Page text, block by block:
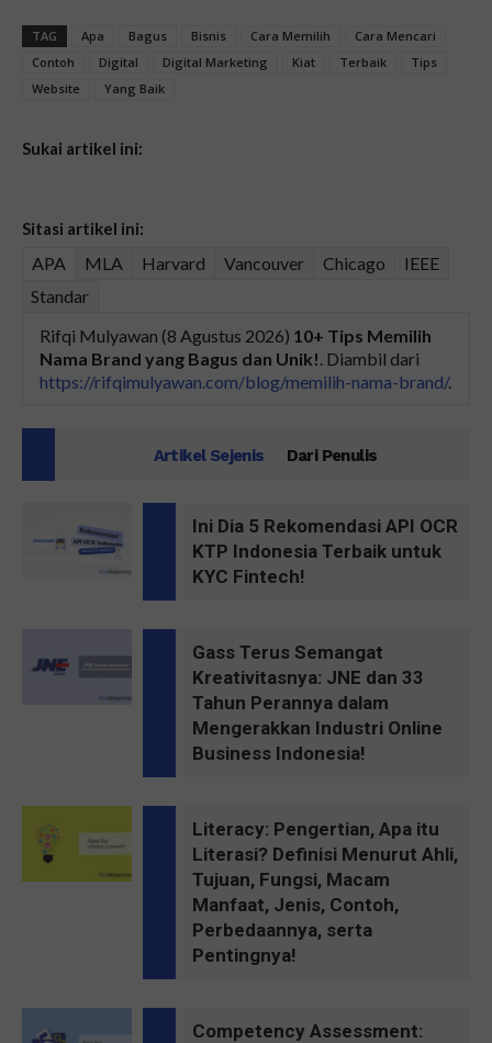
TAG Apa Bagus Bisnis Cara Memilih
Cara Mencari
Contoh
Digital Digital Marketing Kiat Terbaik
Tips
Website
Yang Baik
Sukai artikel ini:
Sitasi artikel ini:
APA MLA Harvard Vancouver Chicago
IEEE
Standar
Rifqi Mulyawan (8 Agustus 2026) 10+ Tips Memilih
Nama Brand yang Bagus dan Unik! . Diambil dari
https://rifqimulyawan.com/blog/memilih-nama-brand/.
Artikel Sejenis Dari Penulis
Ini Dia 5 Rekomendasi API OCR
KTP Indonesia Terbaik untuk
KYC Fintech!
Gass Terus Semangat
Kreativitasnya: JNE dan 33
Tahun Perannya dalam
Mengerakkan Industri Online
Business Indonesia!
Literacy: Pengertian, Apa itu
Literasi? Definisi Menurut Ahli,
Tujuan, Fungsi, Macam
Manfaat, Jenis, Contoh,
Perbedaannya, serta
Pentingnya!
Competency Assessment: